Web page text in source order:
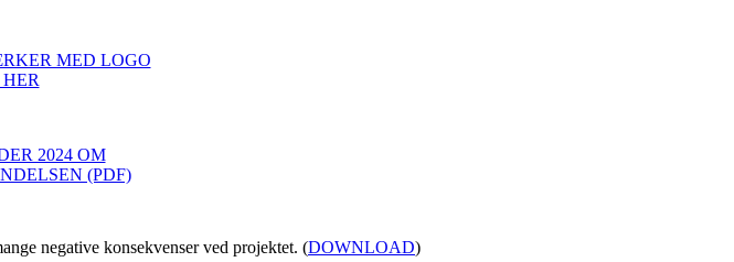
MED LOGO
2024 OM
(PDF)
negative konsekvenser ved projektet. (DOWNLOAD)